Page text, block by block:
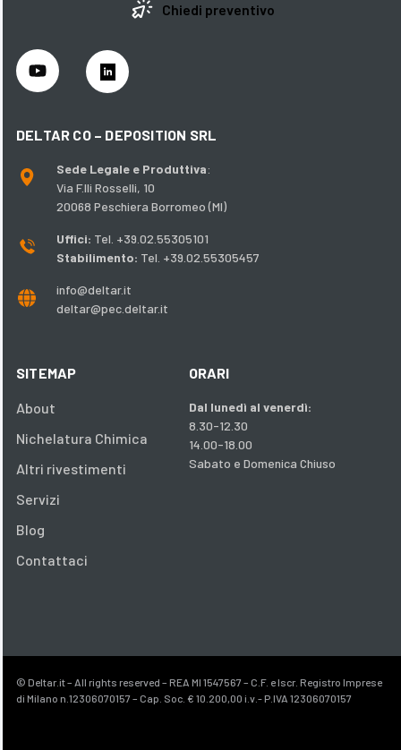
Chiedi preventivo
DELTAR CO – DEPOSITION SRL
Sede Legale e Produttiva:
Via F.lli Rosselli, 10
20068 Peschiera Borromeo (MI)
Uffici: Tel. +39.02.55305101
Stabilimento: Tel. +39.02.55305457
info@deltar.it
deltar@pec.deltar.it
ORARI
Dal lunedì al venerdì:
8.30-12.30
14.00-18.00
Sabato e Domenica Chiuso
SITEMAP
About
Nichelatura Chimica
Altri rivestimenti
Servizi
Blog
Contattaci
© Deltar.it – All rights reserved – REA MI 1547567 – C.F. e Iscr. Registro Imprese
di Milano n.12306070157 – Cap. Soc. € 10.200,00 i.v.- P.IVA 12306070157